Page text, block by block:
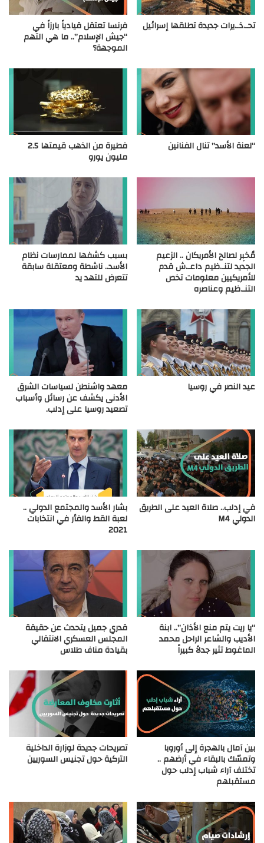
تحـ.ذـ.يرات جديدة تطلقها إسرائيل فرنسا تعتقل قيادياً بارزاً في
“جيش الإسلام”.. ما هي التهم
الموجهة؟
“لعنة الأسد” تنال الفنانين فطيرة من الذهب قيمتها 2.5
مليون يورو
مُخبِر لصالح الأمريكان .. الزعيم
الجديد لتنـ.ظيم داعـ.ش قدم
للأمريكيين معلومات تخص
التنـ.ظيم وعناصره
بسبب كشفها لممارسات نظام
الأسد.. ناشطة ومعتقلة سابقة
تتعرض للتهد يد
عيد النصر في روسيا معهد واشنطن لسياسات الشرق
الأدنى يكشف عن رسائل وأسباب
تصعيد روسيا على إدلب.
في إدلب.. صلاة العيد على الطريق
الدولي M4
بشار الأسد والمجتمع الدولي ..
لعبة القط والفأر في انتخابات
2021
“يا ريت يتم منع الأذان”.. ابنة
الأديب والشاعر الراحل محمد
الماغوط تثير جدلاً كبيراً
قدري جميل يتحدث عن حقيقة
المجلس العسكري الانتقالي
بقيادة مناف طلاس
بين آمال بالهجرة إلى أوروبا
وتمسّك بالبقاء في أرضهم ..
تختلف آراء شباب إدلب حول
مستقبلهم
تصريحات جديدة لوزارة الداخلية
التركية حول تجنيس السوريين